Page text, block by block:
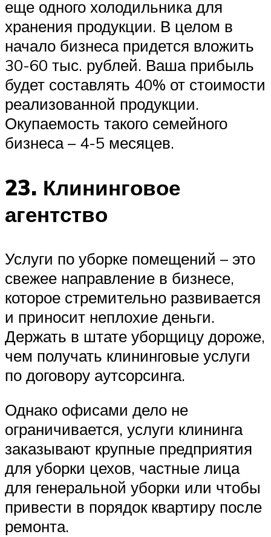
еще одного холодильника для
хранения продукции. В целом в
начало бизнеса придется вложить
30-60 тыс. рублей. Ваша прибыль
будет составлять 40% от стоимости
реализованной продукции.
Окупаемость такого семейного
бизнеса – 4-5 месяцев.
23. Клининговое
агентство
Услуги по уборке помещений – это
свежее направление в бизнесе,
которое стремительно развивается
и приносит неплохие деньги.
Держать в штате уборщицу дороже,
чем получать клининговые услуги
по договору аутсорсинга.
Однако офисами дело не
ограничивается, услуги клининга
заказывают крупные предприятия
для уборки цехов, частные лица
для генеральной уборки или чтобы
привести в порядок квартиру после
ремонта.